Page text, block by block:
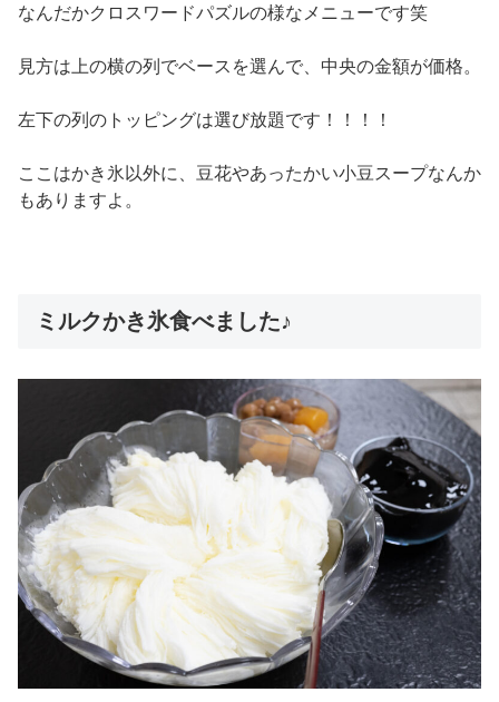
なんだかクロスワードパズルの様なメニューです笑
見方は上の横の列でベースを選んで、中央の金額が価格。
左下の列のトッピングは選び放題です！！！！
ここはかき氷以外に、豆花やあったかい小豆スープなんか
もありますよ。
ミルクかき氷食べました♪